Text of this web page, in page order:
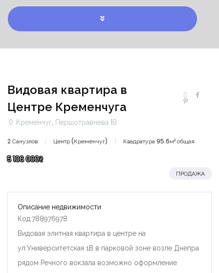
Видовая квартира в
Центре Кременчуга
Кременчуг, Першотравнева 1В
2 Санузлов Центр (Кременчуг) Квадратура 95.6м² общая
5 106 000₴
ПРОДАЖА
Описание недвижимости
Код:788976978
Видовая элитная квартира в центре на
ул.Университетская 1В в парковой зоне возле Днепра
рядом Речного вокзала возможно оформление